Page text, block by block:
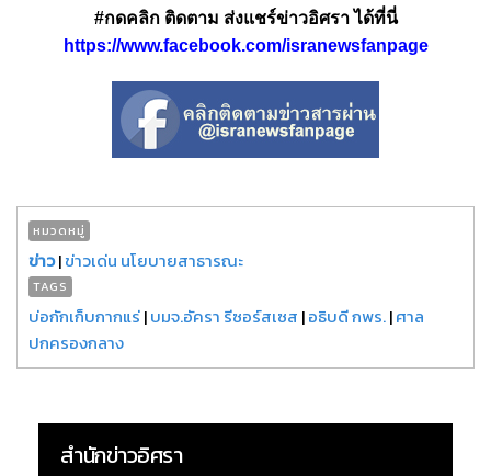
#กดคลิก ติดตาม ส่งแชร์ข่าวอิศรา ได้ที่นี่
https://www.facebook.com/isranewsfanpage
หมวดหมู่
ข่าว|ข่าวเด่น นโยบายสาธารณะ
TAGS
บ่อกักเก็บกากแร่|บมจ.อัครา รีซอร์สเซส |อธิบดี กพร.|ศาล
ปกครองกลาง
สำนักข่าวอิศรา